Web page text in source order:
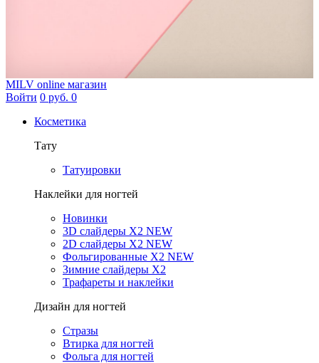
MILV online магазин
Войти 0 руб. 0
Косметика
Тату
Татуировки
Наклейки для ногтей
Новинки
3D слайдеры X2 NEW
2D слайдеры X2 NEW
Фольгированные X2 NEW
Зимние слайдеры Х2
Трафареты и наклейки
Дизайн для ногтей
Стразы
Втирка для ногтей
Фольга для ногтей